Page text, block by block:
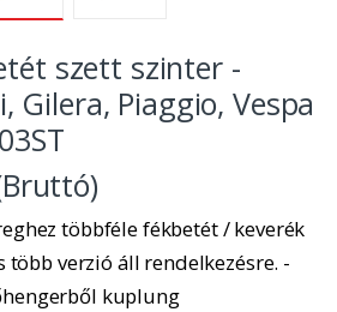
szett szinter -
Gilera, Piaggio, Vespa
többféle fékbetét / keverék
több verzió áll rendelkezésre. -
kuplung